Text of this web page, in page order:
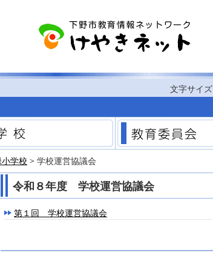
文字サイズ
ームページ 学校
学校 > 学校運営協議会
令和８年度 学校運営協議会
第１回 学校運営協議会